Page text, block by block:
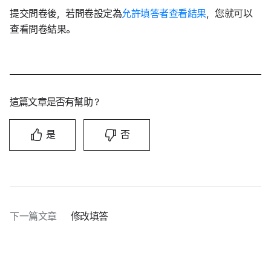
提交問卷後，若問卷設定為允許填答者查看結果，您就可以
查看問卷結果。
這篇文章是否有幫助？
是 否
下一篇文章 修改填答